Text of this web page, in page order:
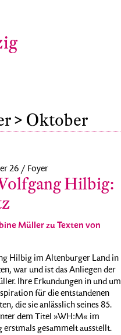
> Oktober
1
15 16 17 18 19
22 23 24 25
29 30 31 1
26 / Foyer
Hilbig:
Müller zu Texten von
Hilbig im Altenburger Land in
war und ist das Anliegen der
Ihre Erkundungen in und um
für die entstandenen
die sie anlässlich seines 85.
dem Titel »WH:M« im
erstmals gesammelt ausstellt.